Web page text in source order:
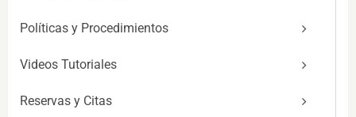
Políticas y Procedimientos
Videos Tutoriales
Reservas y Citas